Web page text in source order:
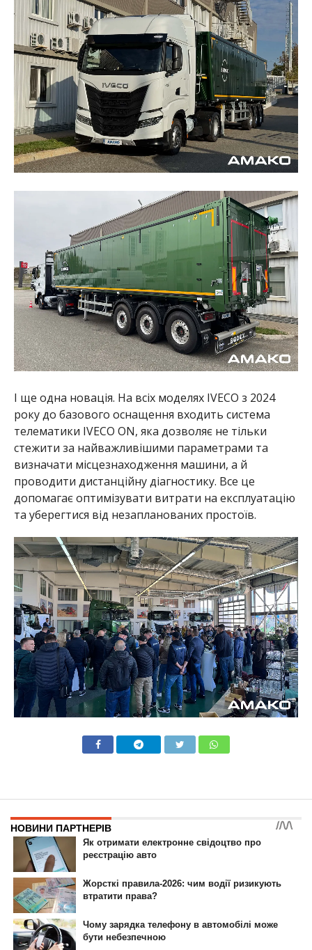
І ще одна новація. На всіх моделях IVECO з 2024
року до базового оснащення входить система
телематики IVECO ON, яка дозволяє не тільки
стежити за найважливішими параметрами та
визначати місцезнаходження машини, а й
проводити дистанційну діагностику. Все це
допомагає оптимізувати витрати на експлуатацію
та уберегтися від незапланованих простоїв.